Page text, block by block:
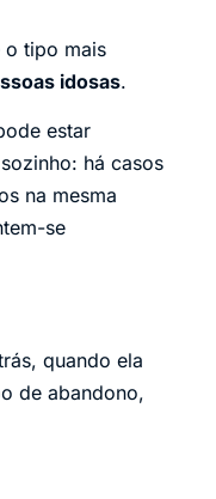
o tipo mais
idosas.
estar
há casos
na mesma
se
quando ela
de abandono,